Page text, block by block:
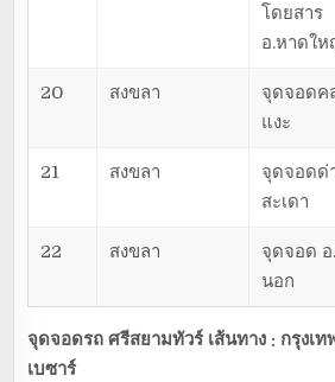
โดยสาร
อ.หาดใ
20 สงขลา
จุดจอดค
แงะ
21 สงขลา
จุดจอดด่
สะเดา
22 สงขลา
จุดจอด
นอก
จุดจอดรถ ศรีสยามทัวร์ เส้นทาง : กรุงเ
เบซาร์